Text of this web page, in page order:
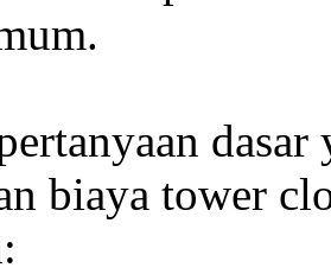
biaya tower